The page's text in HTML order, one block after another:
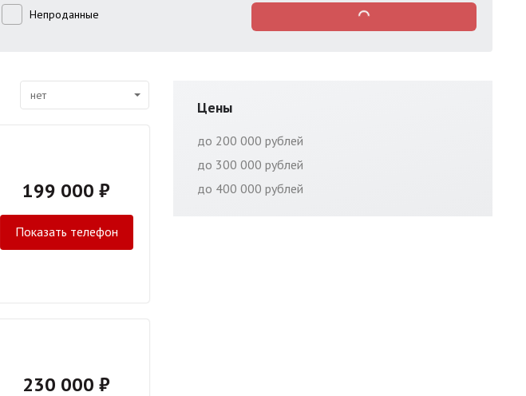
Непроданные
нет
199 000 ₽
Показать телефон
230 000 ₽
Цены
до 200 000 рублей
до 300 000 рублей
до 400 000 рублей